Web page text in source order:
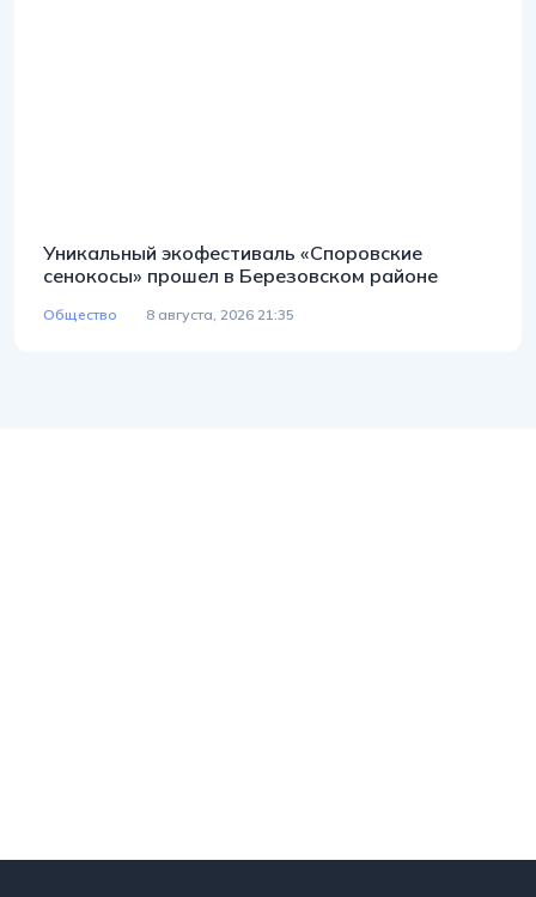
Уникальный экофестиваль «Споровские
сенокосы» прошел в Березовском районе
Общество 8 августа, 2026 21:35